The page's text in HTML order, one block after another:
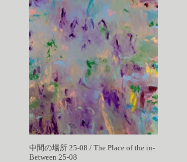
中間の場所 25-08 / The Place of the in-
Between 25-08